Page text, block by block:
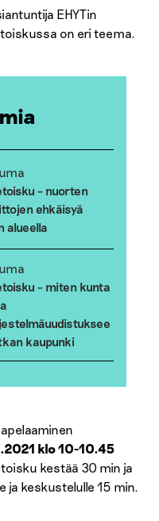
EHYTin
on eri teema.
– nuorten
ehkäisyä
alueella
– miten kunta
kaupunki
klo 10-10.45
kestää 30 min ja
ja keskustelulle 15 min.